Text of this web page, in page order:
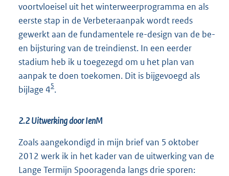
voortvloeisel uit het winterweerprogramma en als
eerste stap in de Verbeteraanpak wordt reeds
gewerkt aan de fundamentele re-design van de be-
en bijsturing van de treindienst. In een eerder
stadium heb ik u toegezegd om u het plan van
aanpak te doen toekomen. Dit is bijgevoegd als
bijlage 45.
2.2 Uitwerking door IenM
Zoals aangekondigd in mijn brief van 5 oktober
2012 werk ik in het kader van de uitwerking van de
Lange Termijn Spooragenda langs drie sporen: